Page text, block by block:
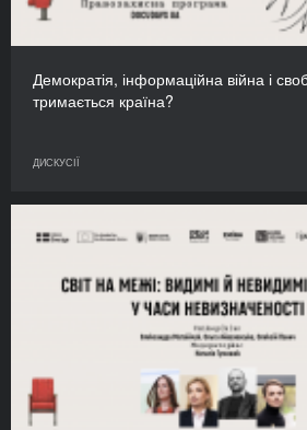
Демократія, інформаційна війна і
тримається країна?
ДИСКУСІЇ